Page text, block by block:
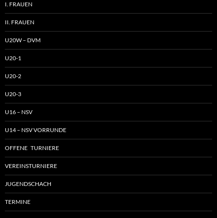
I. FRAUEN
II. FRAUEN
U20W – DVM
U20-1
U20-2
U20-3
U16 – NSV
U14 – NSV VORRUNDE
OFFENE TURNIERE
VEREINSTURNIERE
JUGENDSCHACH
TERMINE